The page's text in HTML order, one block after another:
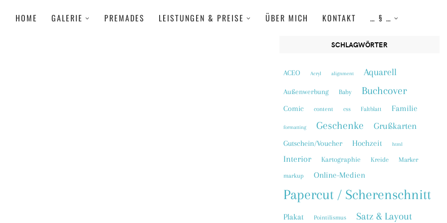
HOME GALERIE PREMADES LEISTUNGEN & PREISE ÜBER MICH KONTAKT … § …
SCHLAGWÖRTER
ACEO Acryl alignment Aquarell
Außenwerbung Baby Buchcover
Comic content css Faltblatt Familie
formatting Geschenke Grußkarten
Gutschein/Voucher Hochzeit html
Interior Kartographie Kreide Marker
markup Online-Medien
Papercut / Scherenschnitt
Plakat Pointilismus Satz & Layout